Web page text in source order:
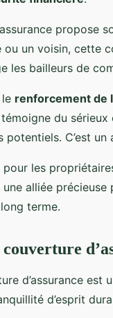
propose
un voisin, cette
les bailleurs de
renforcement de
du
potentiels. C’est
pour les
alliée
terme.
d’assurance est
d’esprit